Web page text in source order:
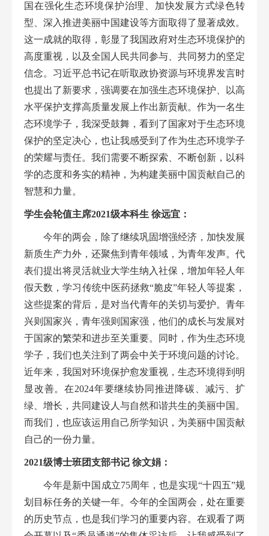
国在强化生态环境保护治理、加快发展方式绿色转
型、深入推进美丽中国建设等方面取得了显著成效。
这一成就的取得，彰显了我国政府对生态环境保护的
高度重视，以及全国人民共同参与、共同努力的坚定
信念。习近平总书记在听取政协资源与环境界发言时
也提出了新要求，强调要在加强生态环境保护、以高
水平保护支撑高质量发展上作出新贡献。作为一名生
态环境学子，我深受鼓舞，看到了国家对于生态环境
保护的坚定决心，也让我感受到了作为生态环境学子
的荣耀与责任。我们需要不断探索、不断创新，以科
学的态度和务实的精神，为构建美丽中国贡献自己的
智慧和力量。
学生会轮值主席2021级本科生 徐远宜 ：
今年的两会，除了继续巩固增强经济，加快发展
新质生产力外，还聚焦到青年领域，为青年发声。代
表们提出将灵活就业大学生纳入社保，增加年轻人年
假天数，学习传统中医药拯救“脆皮”年轻人等提案，
这些提案的背后，是对当代青年的关切与爱护。青年
兴则国家兴，青年强则国家强，他们的成长与发展对
于国家的繁荣和进步至关重要。同时，作为生态环境
学子，我们也关注到了两会中关于环境问题的讨论。
近年来，我国对环境保护愈发重视，生态环境得到明
显改善。在2024年要继续协同推进降碳、减污、扩
绿、增长，共同建设人与自然和谐共生的美丽中国。
而我们，也应该运用自己所学知识，为美丽中国贡献
自己的一份力量。
2021级博士班团支部书记 徐文娟 ：
今年是新中国成立75周年，也是实现“十四五”规
划目标任务的关键一年。今年的全国两会，处在重要
的历史节点，也是我们学习的重要内容。在观看了两